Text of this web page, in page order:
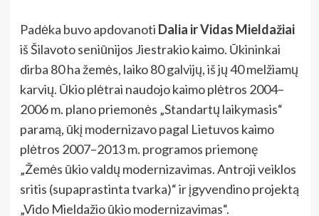
Padėka buvo apdovanoti Dalia ir Vidas Mieldažiai
iš Šilavoto seniūnijos Jiestrakio kaimo. Ūkininkai
dirba 80 ha žemės, laiko 80 galvijų, iš jų 40 melžiamų
karvių. Ūkio plėtrai naudojo kaimo plėtros 2004–
2006 m. plano priemonės „Standartų laikymasis“
paramą, ūkį modernizavo pagal Lietuvos kaimo
plėtros 2007–2013 m. programos priemonę
„Žemės ūkio valdų modernizavimas. Antroji veiklos
sritis (supaprastinta tvarka)“ ir įgyvendino projektą
„Vido Mieldažio ūkio modernizavimas“.